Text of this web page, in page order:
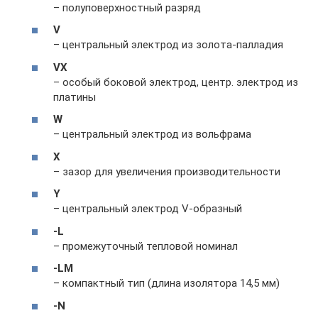
– полуповерхностный разряд
V
– центральный электрод из золота-палладия
VX
– особый боковой электрод, центр. электрод из
платины
W
– центральный электрод из вольфрама
X
– зазор для увеличения производительности
Y
– центральный электрод V-образный
-L
– промежуточный тепловой номинал
-LM
– компактный тип (длина изолятора 14,5 мм)
-N